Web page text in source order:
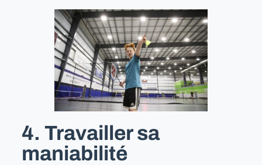
4. Travailler sa
maniabilité